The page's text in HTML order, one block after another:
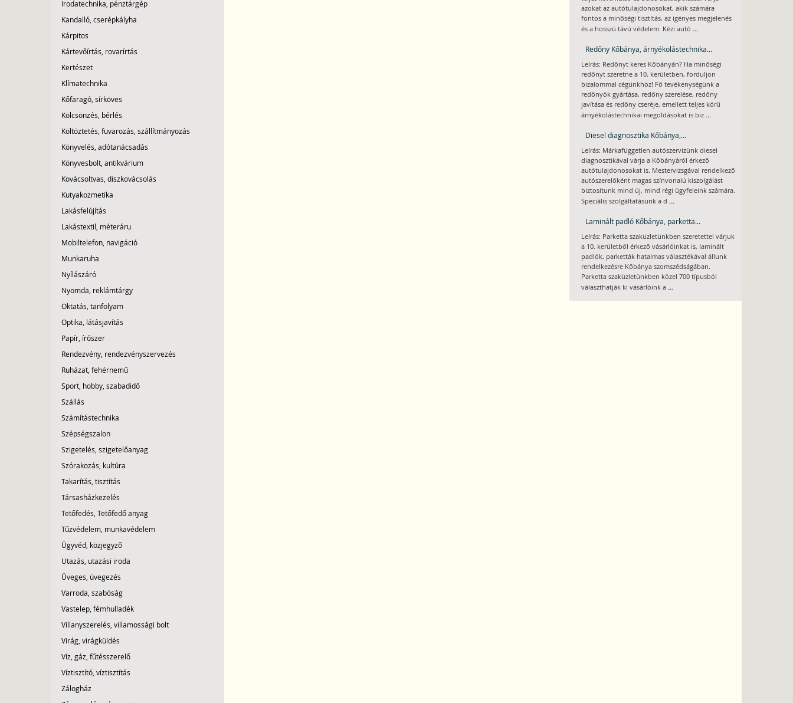
Irodatechnika, pénztárgép
Kandalló, cserépkályha
Kárpitos
Kártevőírtás, rovarírtás
Kertészet
Klímatechnika
Kőfaragó, sírköves
Kölcsönzés, bérlés
Költöztetés, fuvarozás, szállítmányozás
Könyvelés, adótanácsadás
Könyvesbolt, antikvárium
Kovácsoltvas, diszkovácsolás
Kutyakozmetika
Lakásfelújítás
Lakástextil, méteráru
Mobiltelefon, navigáció
Munkaruha
Nyílászáró
Nyomda, reklámtárgy
Oktatás, tanfolyam
Optika, látásjavítás
Papír, írószer
Rendezvény, rendezvényszervezés
Ruházat, fehérnemű
Sport, hobby, szabadidő
Szállás
Számítástechnika
Szépségszalon
Szigetelés, szigetelőanyag
Szórakozás, kultúra
Takarítás, tisztítás
Társasházkezelés
Tetőfedés, Tetőfedő anyag
Tűzvédelem, munkavédelem
Ügyvéd, közjegyző
Utazás, utazási iroda
Üveges, üvegezés
Varroda, szabóság
Vastelep, fémhulladék
Villanyszerelés, villamossági bolt
Virág, virágküldés
Víz, gáz, fűtésszerelő
Víztisztító, víztisztítás
Zálogház
azokat az autótulajdonosokat, akik számára
fontos a minőségi tisztítás, az igényes megjelenés
és a hosszú távú védelem. Kézi autó ...
Redőny Kőbánya, árnyékolástechnika...
Leírás: Redőnyt keres Kőbányán? Ha minőségi
redőnyt szeretne a 10. kerületben, forduljon
bizalommal cégünkhöz! Fő tevékenységünk a
redőnyök gyártása, redőny szerelése, redőny
javítása és redőny cseréje, emellett teljes körű
árnyékolástechnikai megoldásokat is biz ...
Diesel diagnosztika Kőbánya,...
Leírás: Márkafüggetlen autószervizünk diesel
diagnosztikával várja a Kőbányáról érkező
autótulajdonosokat is. Mestervizsgával rendelkező
autószerelőként magas színvonalú kiszolgálást
biztosítunk mind új, mind régi ügyfeleink számára.
Speciális szolgáltatásunk a d ...
Laminált padló Kőbánya, parketta...
Leírás: Parketta szaküzletünkben szeretettel várjuk
a 10. kerületből érkező vásárlóinkat is, laminált
padlók, parketták hatalmas választékával állunk
rendelkezésre Kőbánya szomszédságában.
Parketta szaküzletünkben közel 700 típusból
választhatják ki vásárlóink a ...